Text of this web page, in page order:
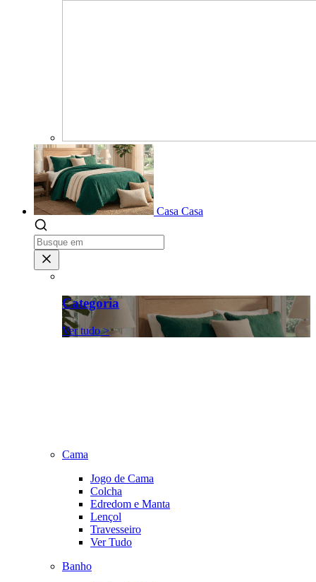
Casa Casa
Categoria
Ver tudo >
Cama
Jogo de Cama
Colcha
Edredom e Manta
Lençol
Travesseiro
Ver Tudo
Banho